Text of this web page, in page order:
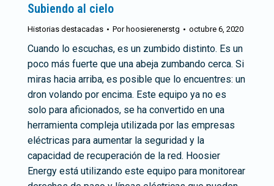
Subiendo al cielo
Historias destacadas Por hoosierenerstg octubre 6, 2020
Cuando lo escuchas, es un zumbido distinto. Es un
poco más fuerte que una abeja zumbando cerca. Si
miras hacia arriba, es posible que lo encuentres: un
dron volando por encima. Este equipo ya no es
solo para aficionados, se ha convertido en una
herramienta compleja utilizada por las empresas
eléctricas para aumentar la seguridad y la
capacidad de recuperación de la red. Hoosier
Energy está utilizando este equipo para monitorear